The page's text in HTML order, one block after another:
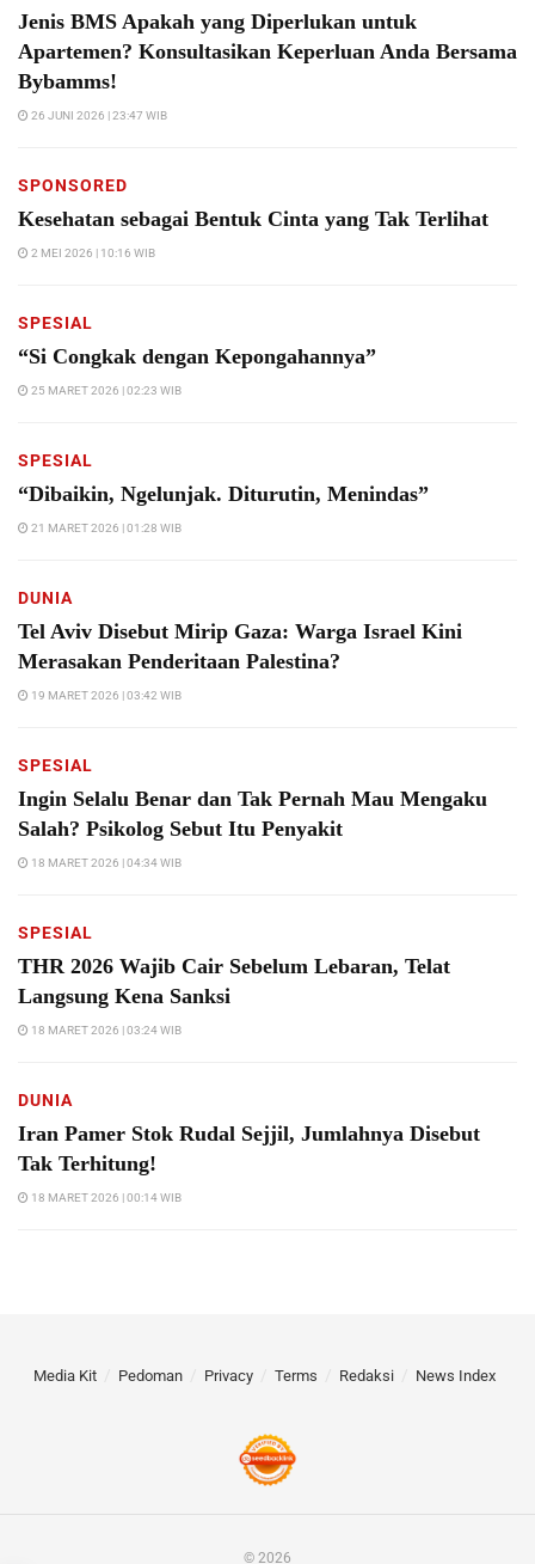
Jenis BMS Apakah yang Diperlukan untuk
Apartemen? Konsultasikan Keperluan Anda Bersama
Bybamms!
26 JUNI 2026 | 23:47 WIB
SPONSORED
Kesehatan sebagai Bentuk Cinta yang Tak Terlihat
2 MEI 2026 | 10:16 WIB
SPESIAL
“Si Congkak dengan Kepongahannya”
25 MARET 2026 | 02:23 WIB
SPESIAL
“Dibaikin, Ngelunjak. Diturutin, Menindas”
21 MARET 2026 | 01:28 WIB
DUNIA
Tel Aviv Disebut Mirip Gaza: Warga Israel Kini
Merasakan Penderitaan Palestina?
19 MARET 2026 | 03:42 WIB
SPESIAL
Ingin Selalu Benar dan Tak Pernah Mau Mengaku
Salah? Psikolog Sebut Itu Penyakit
18 MARET 2026 | 04:34 WIB
SPESIAL
THR 2026 Wajib Cair Sebelum Lebaran, Telat
Langsung Kena Sanksi
18 MARET 2026 | 03:24 WIB
DUNIA
Iran Pamer Stok Rudal Sejjil, Jumlahnya Disebut
Tak Terhitung!
18 MARET 2026 | 00:14 WIB
Media Kit Pedoman Privacy Terms Redaksi News Index
© 2026